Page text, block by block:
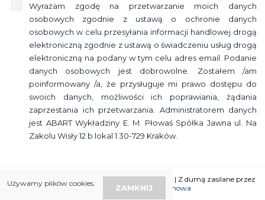
Wyrażam zgodę na przetwarzanie moich danych
osobowych zgodnie z ustawą o ochronie danych
osobowych w celu przesyłania informacji handlowej drogą
elektroniczną zgodnie z ustawą o świadczeniu usług drogą
elektroniczną na podany w tym celu adres email. Podanie
danych osobowych jest dobrowolne. Zostałem /am
poinformowany /a, że przysługuje mi prawo dostępu do
swoich danych, możliwości ich poprawiania, żądania
zaprzestania ich przetwarzania. Administratorem danych
jest ABART Wykładziny E. M. Płowaś Spółka Jawna ul. Na
Zakolu Wisły 12 b lokal 1 30-729 Kraków.
Abart wykładziny 2026 © Design byWave Web
| Z dumą zasilane przez
Wave Brand - Agencja reklamowa
Używamy plików cookies.
ZAMKNIJ